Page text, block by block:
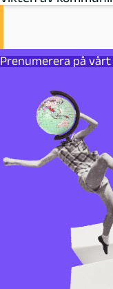
Prenumerera på